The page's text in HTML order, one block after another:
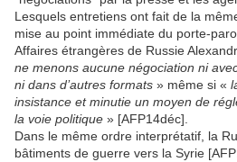
Lesquels entretiens ont fait de la
mise au point immédiate du porte-
Affaires étrangères de Russie
ne menons aucune négociation ni
ni dans d’autres formats » même si «
insistance et minutie un moyen de
la voie politique » [AFP14déc].
Dans le même ordre interprétatif, la
bâtiments de guerre vers la Syrie